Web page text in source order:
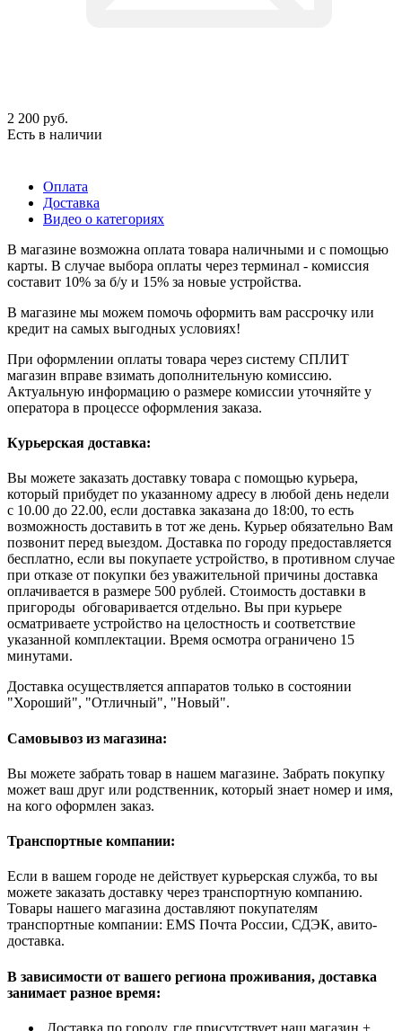
2 200 руб.
Есть в наличии
Оплата
Доставка
Видео о категориях
В магазине возможна оплата товара наличными и с помощью
карты. В случае выбора оплаты через терминал - комиссия
составит 10% за б/у и 15% за новые устройства.
В магазине мы можем помочь оформить вам рассрочку или
кредит на самых выгодных условиях!
При оформлении оплаты товара через систему СПЛИТ
магазин вправе взимать дополнительную комиссию.
Актуальную информацию о размере комиссии уточняйте у
оператора в процессе оформления заказа.
Курьерская доставка:
Вы можете заказать доставку товара с помощью курьера,
который прибудет по указанному адресу в любой день недели
с 10.00 до 22.00, если доставка заказана до 18:00, то есть
возможность доставить в тот же день. Курьер обязательно Вам
позвонит перед выездом. Доставка по городу предоставляется
бесплатно, если вы покупаете устройство, в противном случае
при отказе от покупки без уважительной причины доставка
оплачивается в размере 500 рублей. Стоимость доставки в
пригороды обговаривается отдельно. Вы при курьере
осматриваете устройство на целостность и соответствие
указанной комплектации. Время осмотра ограничено 15
минутами.
Доставка осуществляется аппаратов только в состоянии
"Хороший", "Отличный", "Новый".
Самовывоз из магазина:
Вы можете забрать товар в нашем магазине. Забрать покупку
может ваш друг или родственник, который знает номер и имя,
на кого оформлен заказ.
Транспортные компании:
Если в вашем городе не действует курьерская служба, то вы
можете заказать доставку через транспортную компанию.
Товары нашего магазина доставляют покупателям
транспортные компании: EMS Почта России, СДЭК, авито-
доставка.
В зависимости от вашего региона проживания, доставка
занимает разное время:
Доставка по городу, где присутствует наш магазин +